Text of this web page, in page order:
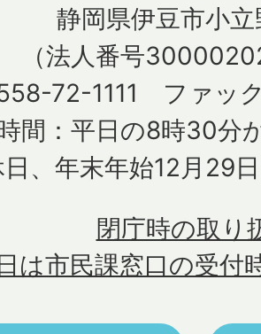
静岡県伊豆市小
（法人番号
72-1111 ファッ
間：平日の8時30分
日、年末年始12月29
は市民課窓口の受付
閉庁時の取り